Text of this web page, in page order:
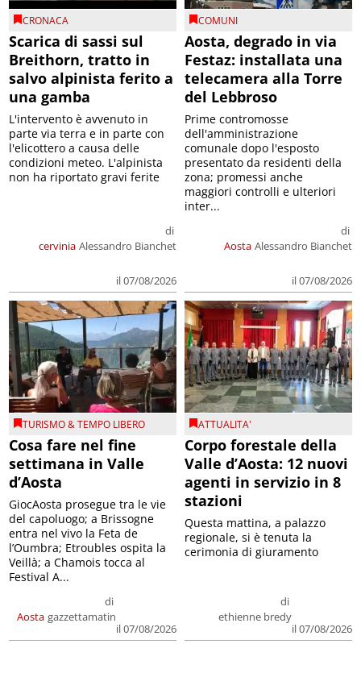
CRONACA
Scarica di sassi sul
Breithorn, tratto in
salvo alpinista ferito a
una gamba
cervinia
di
Alessandro Bianchet
il 07/08/2026
L'intervento è avvenuto in
parte via terra e in parte con
l'elicottero a causa delle
condizioni meteo. L'alpinista
non ha riportato gravi ferite
COMUNI
Aosta, degrado in via
Festaz: installata una
telecamera alla Torre
del Lebbroso
Aosta
di
Alessandro Bianchet
il 07/08/2026
Prime contromosse
dell'amministrazione
comunale dopo l'esposto
presentato da residenti della
zona; promessi anche
maggiori controlli e ulteriori
inter...
TURISMO & TEMPO LIBERO
Cosa fare nel fine
settimana in Valle
d’Aosta
Aosta
di
gazzettamatin
il 07/08/2026
GiocAosta prosegue tra le vie
del capoluogo; a Brissogne
entra nel vivo la Feta de
l’Oumbra; Etroubles ospita la
Veillà; a Chamois tocca al
Festival A...
ATTUALITA'
Corpo forestale della
Valle d’Aosta: 12 nuovi
agenti in servizio in 8
stazioni
di
ethienne bredy
il 07/08/2026
Questa mattina, a palazzo
regionale, si è tenuta la
cerimonia di giuramento